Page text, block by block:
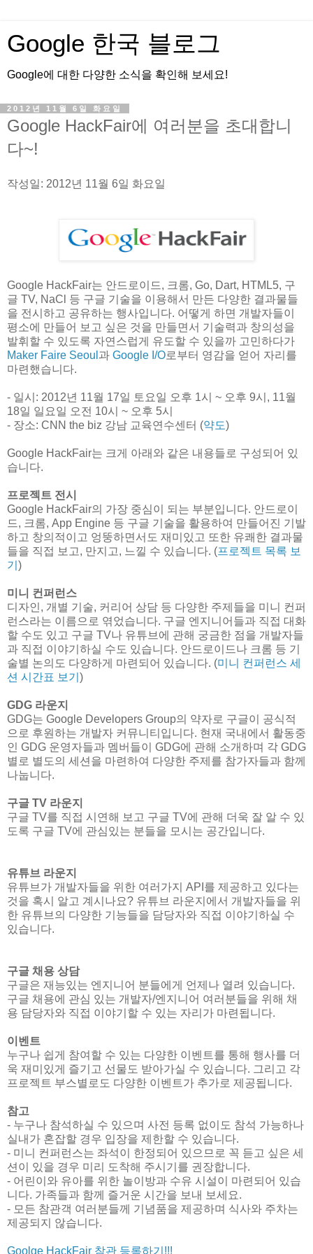
Google 한국 블로그
Google에 대한 다양한 소식을 확인해 보세요!
2012년 11월 6일 화요일
Google HackFair에 여러분을 초대합니
다~!
작성일: 2012년 11월 6일 화요일
Google HackFair는 안드로이드, 크롬, Go, Dart, HTML5, 구
글 TV, NaCl 등 구글 기술을 이용해서 만든 다양한 결과물들
을 전시하고 공유하는 행사입니다. 어떻게 하면 개발자들이
평소에 만들어 보고 싶은 것을 만들면서 기술력과 창의성을
발휘할 수 있도록 자연스럽게 유도할 수 있을까 고민하다가
Maker Faire Seoul 과 Google I/O로부터 영감을 얻어 자리를
마련했습니다.
- 일시: 2012년 11월 17일 토요일 오후 1시 ~ 오후 9시, 11월
18일 일요일 오전 10시 ~ 오후 5시
- 장소: CNN the biz 강남 교육연수센터 (약도)
Google HackFair는 크게 아래와 같은 내용들로 구성되어 있
습니다.
프로젝트 전시
Google HackFair의 가장 중심이 되는 부분입니다. 안드로이
드, 크롬, App Engine 등 구글 기술을 활용하여 만들어진 기발
하고 창의적이고 엉뚱하면서도 재미있고 또한 유쾌한 결과물
들을 직접 보고, 만지고, 느낄 수 있습니다. (프로젝트 목록 보
기 )
미니 컨퍼런스
디자인, 개별 기술, 커리어 상담 등 다양한 주제들을 미니 컨퍼
런스라는 이름으로 엮었습니다. 구글 엔지니어들과 직접 대화
할 수도 있고 구글 TV나 유튜브에 관해 궁금한 점을 개발자들
과 직접 이야기하실 수도 있습니다. 안드로이드나 크롬 등 기
술별 논의도 다양하게 마련되어 있습니다. (미니 컨퍼런스 세
션 시간표 보기 )
GDG 라운지
GDG는 Google Developers Group의 약자로 구글이 공식적
으로 후원하는 개발자 커뮤니티입니다. 현재 국내에서 활동중
인 GDG 운영자들과 멤버들이 GDG에 관해 소개하며 각 GDG
별로 별도의 세션을 마련하여 다양한 주제를 참가자들과 함께
나눕니다.
구글 TV 라운지
구글 TV를 직접 시연해 보고 구글 TV에 관해 더욱 잘 알 수 있
도록 구글 TV에 관심있는 분들을 모시는 공간입니다.
유튜브 라운지
유튜브가 개발자들을 위한 여러가지 API를 제공하고 있다는
것을 혹시 알고 계시나요? 유튜브 라운지에서 개발자들을 위
한 유튜브의 다양한 기능들을 담당자와 직접 이야기하실 수
있습니다.
구글 채용 상담
구글은 재능있는 엔지니어 분들에게 언제나 열려 있습니다.
구글 채용에 관심 있는 개발자/엔지니어 여러분들을 위해 채
용 담당자와 직접 이야기할 수 있는 자리가 마련됩니다.
이벤트
누구나 쉽게 참여할 수 있는 다양한 이벤트를 통해 행사를 더
욱 재미있게 즐기고 선물도 받아가실 수 있습니다. 그리고 각
프로젝트 부스별로도 다양한 이벤트가 추가로 제공됩니다.
참고
- 누구나 참석하실 수 있으며 사전 등록 없이도 참석 가능하나
실내가 혼잡할 경우 입장을 제한할 수 있습니다.
- 미니 컨퍼런스는 좌석이 한정되어 있으므로 꼭 듣고 싶은 세
션이 있을 경우 미리 도착해 주시기를 권장합니다.
- 어린이와 유아를 위한 놀이방과 수유 시설이 마련되어 있습
니다. 가족들과 함께 즐거운 시간을 보내 보세요.
- 모든 참관객 여러분들께 기념품을 제공하며 식사와 주차는
제공되지 않습니다.
Goolge HackFair 참관 등록하기!!!